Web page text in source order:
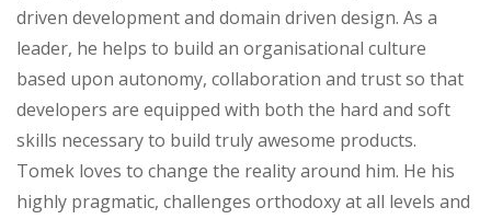
driven development and domain driven design. As a
leader, he helps to build an organisational culture
based upon autonomy, collaboration and trust so that
developers are equipped with both the hard and soft
skills necessary to build truly awesome products.
Tomek loves to change the reality around him. He his
highly pragmatic, challenges orthodoxy at all levels and